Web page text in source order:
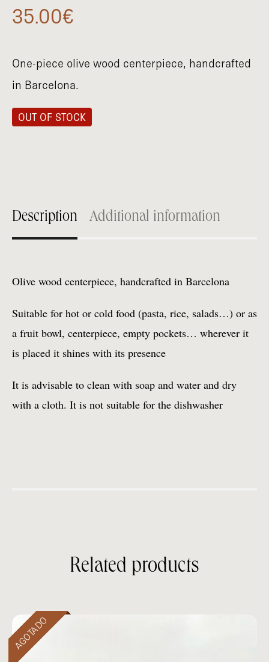
35.00€
One-piece olive wood centerpiece, handcrafted
in Barcelona.
OUT OF STOCK
Description Additional information
Olive wood centerpiece, handcrafted in Barcelona
Suitable for hot or cold food (pasta, rice, salads…) or as
a fruit bowl, centerpiece, empty pockets… wherever it
is placed it shines with its presence
It is advisable to clean with soap and water and dry
with a cloth. It is not suitable for the dishwasher
Related products